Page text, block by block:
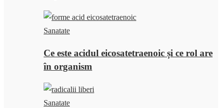
Sanatate
Ce este acidul eicosatetraenoic și ce rol are
în organism
Sanatate